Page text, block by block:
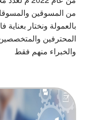
من المسوقين والمسوقات
بالعمولة ونختار بعناية فائقة
المحترفين والمتخصصين
والخبراء منهم فقط